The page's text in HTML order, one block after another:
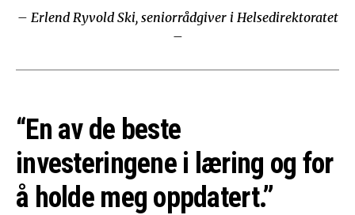
– Erlend Ryvold Ski, seniorrådgiver i Helsedirektoratet
–
“En av de beste
investeringene i læring og for
å holde meg oppdatert.”